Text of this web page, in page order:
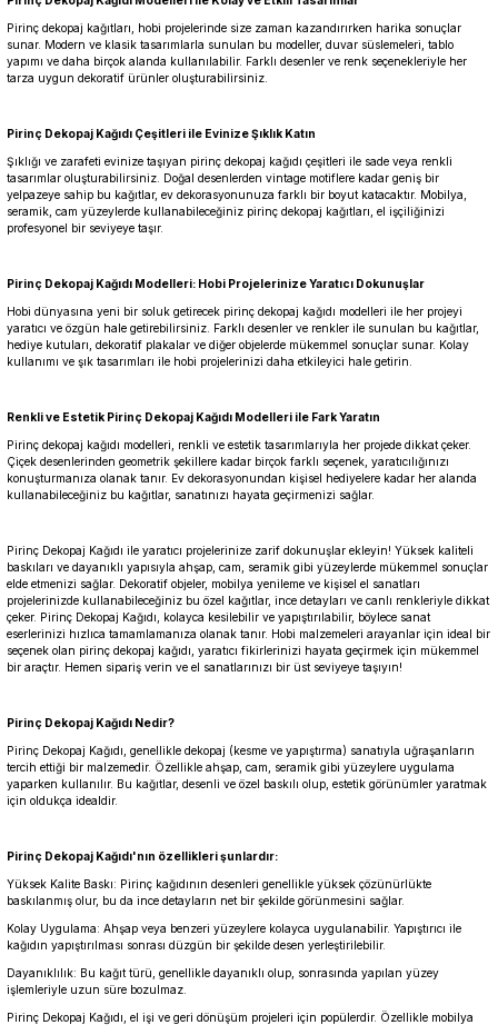
Pirinç dekopaj kağıtları, hobi projelerinde size zaman kazandırırken harika sonuçlar
sunar. Modern ve klasik tasarımlarla sunulan bu modeller, duvar süslemeleri, tablo
yapımı ve daha birçok alanda kullanılabilir. Farklı desenler ve renk seçenekleriyle her
tarza uygun dekoratif ürünler oluşturabilirsiniz.
Pirinç Dekopaj Kağıdı Çeşitleri ile Evinize Şıklık Katın
Şıklığı ve zarafeti evinize taşıyan pirinç dekopaj kağıdı çeşitleri ile sade veya renkli
tasarımlar oluşturabilirsiniz. Doğal desenlerden vintage motiflere kadar geniş bir
yelpazeye sahip bu kağıtlar, ev dekorasyonunuza farklı bir boyut katacaktır. Mobilya,
seramik, cam yüzeylerde kullanabileceğiniz pirinç dekopaj kağıtları, el işçiliğinizi
profesyonel bir seviyeye taşır.
Pirinç Dekopaj Kağıdı Modelleri: Hobi Projelerinize Yaratıcı Dokunuşlar
Hobi dünyasına yeni bir soluk getirecek pirinç dekopaj kağıdı modelleri ile her projeyi
yaratıcı ve özgün hale getirebilirsiniz. Farklı desenler ve renkler ile sunulan bu kağıtlar,
hediye kutuları, dekoratif plakalar ve diğer objelerde mükemmel sonuçlar sunar. Kolay
kullanımı ve şık tasarımları ile hobi projelerinizi daha etkileyici hale getirin.
Renkli ve Estetik Pirinç Dekopaj Kağıdı Modelleri ile Fark Yaratın
Pirinç dekopaj kağıdı modelleri, renkli ve estetik tasarımlarıyla her projede dikkat çeker.
Çiçek desenlerinden geometrik şekillere kadar birçok farklı seçenek, yaratıcılığınızı
konuşturmanıza olanak tanır. Ev dekorasyonundan kişisel hediyelere kadar her alanda
kullanabileceğiniz bu kağıtlar, sanatınızı hayata geçirmenizi sağlar.
Pirinç Dekopaj Kağıdı ile yaratıcı projelerinize zarif dokunuşlar ekleyin! Yüksek kaliteli
baskıları ve dayanıklı yapısıyla ahşap, cam, seramik gibi yüzeylerde mükemmel sonuçlar
elde etmenizi sağlar. Dekoratif objeler, mobilya yenileme ve kişisel el sanatları
projelerinizde kullanabileceğiniz bu özel kağıtlar, ince detayları ve canlı renkleriyle dikkat
çeker. Pirinç Dekopaj Kağıdı, kolayca kesilebilir ve yapıştırılabilir, böylece sanat
eserlerinizi hızlıca tamamlamanıza olanak tanır. Hobi malzemeleri arayanlar için ideal bir
seçenek olan pirinç dekopaj kağıdı, yaratıcı fikirlerinizi hayata geçirmek için mükemmel
bir araçtır. Hemen sipariş verin ve el sanatlarınızı bir üst seviyeye taşıyın!
Pirinç Dekopaj Kağıdı Nedir?
Pirinç Dekopaj Kağıdı, genellikle dekopaj (kesme ve yapıştırma) sanatıyla uğraşanların
tercih ettiği bir malzemedir. Özellikle ahşap, cam, seramik gibi yüzeylere uygulama
yaparken kullanılır. Bu kağıtlar, desenli ve özel baskılı olup, estetik görünümler yaratmak
için oldukça idealdir.
Pirinç Dekopaj Kağıdı'nın özellikleri şunlardır:
Yüksek Kalite Baskı: Pirinç kağıdının desenleri genellikle yüksek çözünürlükte
baskılanmış olur, bu da ince detayların net bir şekilde görünmesini sağlar.
Kolay Uygulama: Ahşap veya benzeri yüzeylere kolayca uygulanabilir. Yapıştırıcı ile
kağıdın yapıştırılması sonrası düzgün bir şekilde desen yerleştirilebilir.
Dayanıklılık: Bu kağıt türü, genellikle dayanıklı olup, sonrasında yapılan yüzey
işlemleriyle uzun süre bozulmaz.
Pirinç Dekopaj Kağıdı, el işi ve geri dönüşüm projeleri için popülerdir. Özellikle mobilya